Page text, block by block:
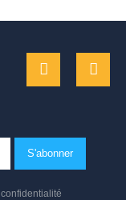
S'abonner